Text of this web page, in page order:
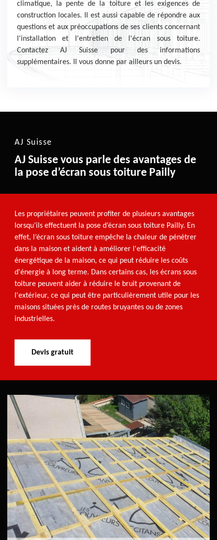
climatique, la pente de la toiture et les exigences de
construction locales. Il est aussi capable de répondre aux
questions et aux préoccupations de ses clients concernant
l'installation et l'entretien de l'écran sous toiture.
Contactez AJ Suisse pour des informations
supplémentaires. Il vous donne par ailleurs un devis.
AJ Suisse
AJ Suisse vous parle des avantages de
la pose d’écran sous toiture Pailly
Les propriétaires peuvent profiter de plusieurs avantages
lorsqu’ils effectuent la pose d’écran sous toiture Pailly. En
effet, l’écran sous toiture empêche la chaleur de pénétrer
dans la maison et aident à améliorer l'efficacité
énergétique de la maison, ce qui peut réduire les coûts
d'énergie à long terme. Dans certains cas, les écrans sous
toiture peuvent aider à réduire le bruit provenant de
l'extérieur, ce qui peut être particulièrement utile pour les
maisons situées près de routes bruyantes ou de zones
industrielles.
Devis gratuit